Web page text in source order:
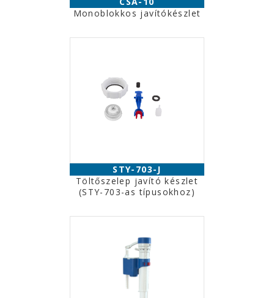
Monoblokkos javítókészlet
STY-703-J
Töltőszelep javító készlet
(STY-703-as típusokhoz)